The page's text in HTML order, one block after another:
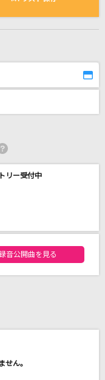
)
ラヴ・ユー・
リー受付中
ランキング
音公開曲を見る